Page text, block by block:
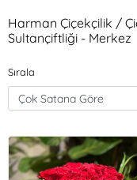
Harman Çiçekçilik /
Sultançiftliği - Merkez
Sırala